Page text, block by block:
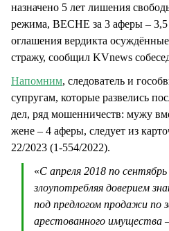
назначено 5 лет лишения
режима, ВЕСНЕ за 3 аферы – 3,5
оглашения вердикта
стражу, сообщил KVnews
Напомним, следователь и
супругам, которые развелись
дел, ряд мошенничеств: мужу
жене – 4 аферы, следует из
22/2023 (1-554/2022).
«С апреля 2018 по сентябрь
злоупотребляя доверием
под предлогом продажи
арестованного имущества